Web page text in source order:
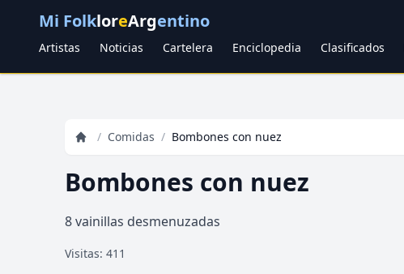
Mi FolkloreArgentino
Artistas Noticias Cartelera Enciclopedia Clasificados
/ Comidas / Bombones con nuez
Bombones con nuez
8 vainillas desmenuzadas
Visitas: 411